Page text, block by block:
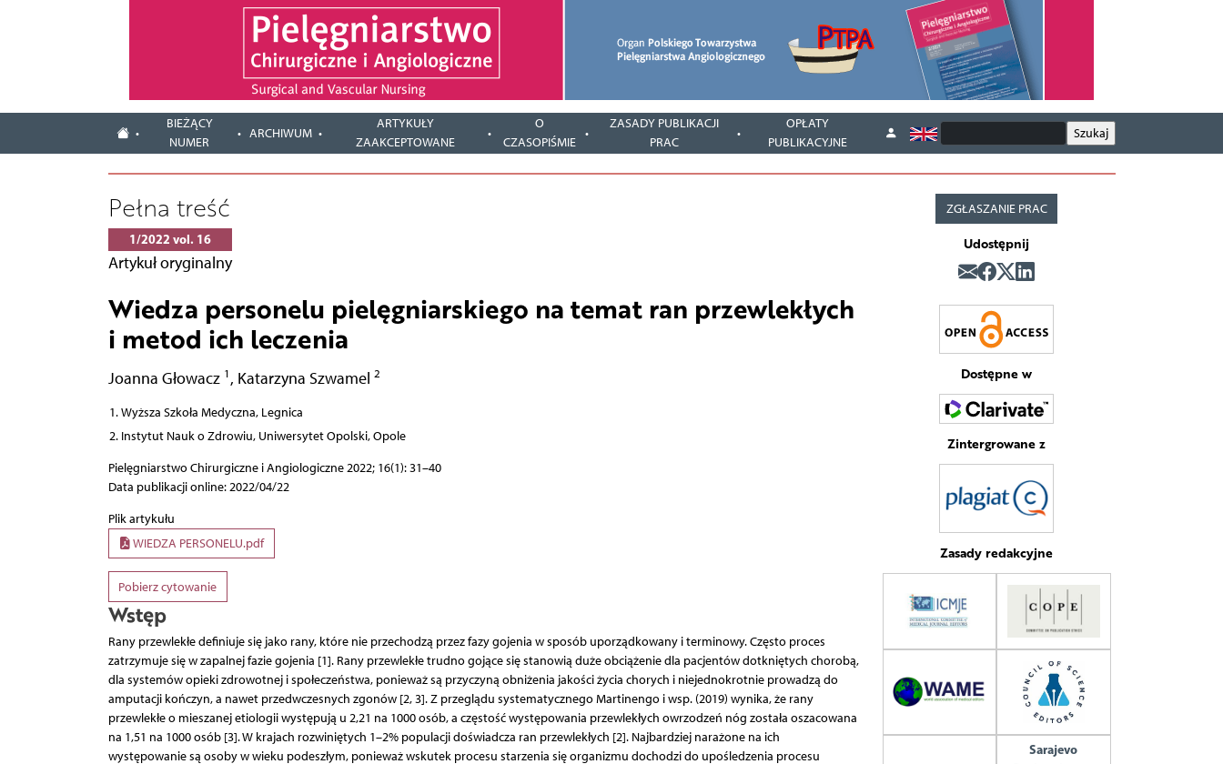
BIEŻĄCY
NUMER
ARCHIWUM
ARTYKUŁY
ZAAKCEPTOWANE
O
CZASOPIŚMIE
ZASADY PUBLIKACJI
PRAC
OPŁATY
PUBLIKACYJNE
Pełna treść
1/2022 vol. 16
Artykuł oryginalny
Wiedza personelu pielęgniarskiego na temat ran przewlekłych
i metod ich leczenia
Joanna Głowacz 1 , Katarzyna Szwamel 2
Wyższa Szkoła Medyczna, Legnica
Instytut Nauk o Zdrowiu, Uniwersytet Opolski, Opole
Pielęgniarstwo Chirurgiczne i Angiologiczne 2022; 16(1): 31–40
Data publikacji online: 2022/04/22
Plik artykułu
WIEDZA PERSONELU.pdf
Pobierz cytowanie
Wstęp
Rany przewlekłe definiuje się jako rany, które nie przechodzą przez fazy gojenia w sposób uporządkowany i terminowy. Często proces
zatrzymuje się w zapalnej fazie gojenia [1]. Rany przewlekłe trudno gojące się stanowią duże obciążenie dla pacjentów dotkniętych chorobą,
dla systemów opieki zdrowotnej i społeczeństwa, ponieważ są przyczyną obniżenia jakości życia chorych i niejednokrotnie prowadzą do
amputacji kończyn, a nawet przedwczesnych zgonów [2, 3]. Z przeglądu systematycznego Martinengo i wsp. (2019) wynika, że rany
przewlekłe o mieszanej etiologii występują u 2,21 na 1000 osób, a częstość występowania przewlekłych owrzodzeń nóg została oszacowana
na 1,51 na 1000 osób [3]. W krajach rozwiniętych 1–2% populacji doświadcza ran przewlekłych [2]. Najbardziej narażone na ich
występowanie są osoby w wieku podeszłym, ponieważ wskutek procesu starzenia się organizmu dochodzi do upośledzenia procesu
ZGŁASZANIE PRAC
Udostępnij
Dostępne w
Zintergrowane z
Zasady redakcyjne
Sarajevo